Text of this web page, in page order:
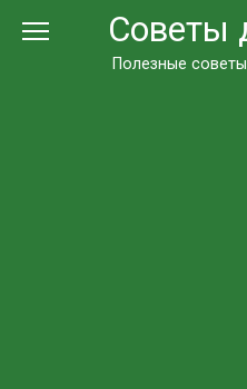
Советы
Полезные